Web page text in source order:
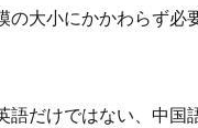
の大小にかかわらず
語だけではない、中